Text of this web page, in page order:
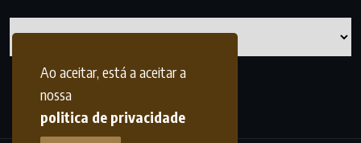
Ao aceitar, está a aceitar a
nossa
politica de privacidade